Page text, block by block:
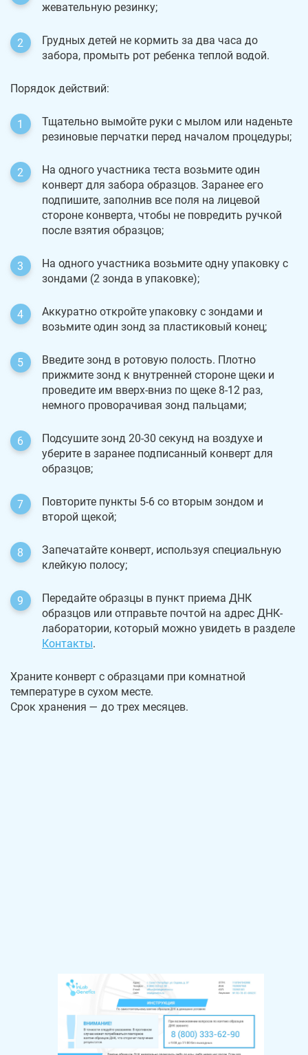
жевательную резинку;
Грудных детей не кормить за два часа до
забора, промыть рот ребенка теплой водой.
Порядок действий:
Тщательно вымойте руки с мылом или наденьте
резиновые перчатки перед началом процедуры;
На одного участника теста возьмите один
конверт для забора образцов. Заранее его
подпишите, заполнив все поля на лицевой
стороне конверта, чтобы не повредить ручкой
после взятия образцов;
На одного участника возьмите одну упаковку с
зондами (2 зонда в упаковке);
Аккуратно откройте упаковку с зондами и
возьмите один зонд за пластиковый конец;
Введите зонд в ротовую полость. Плотно
прижмите зонд к внутренней стороне щеки и
проведите им вверх-вниз по щеке 8-12 раз,
немного проворачивая зонд пальцами;
Подсушите зонд 20-30 секунд на воздухе и
уберите в заранее подписанный конверт для
образцов;
Повторите пункты 5-6 со вторым зондом и
второй щекой;
Запечатайте конверт, используя специальную
клейкую полосу;
Передайте образцы в пункт приема ДНК
образцов или отправьте почтой на адрес ДНК-
лаборатории, который можно увидеть в разделе
Контакты.
Храните конверт с образцами при комнатной
температуре в сухом месте.
Срок хранения — до трех месяцев.